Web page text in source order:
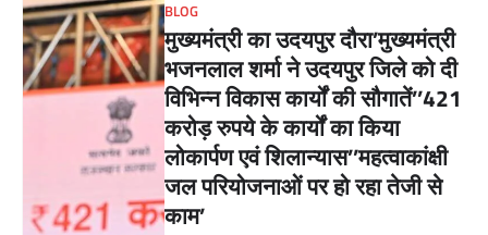
BLOG
मुख्यमंत्री का उदयपुर दौरा’मुख्यमंत्री
भजनलाल शर्मा ने उदयपुर जिले को दी
विभिन्न विकास कार्यों की सौगातें’’421
करोड़ रुपये के कार्यों का किया
लोकार्पण एवं शिलान्यास’’महत्वाकांक्षी
जल परियोजनाओं पर हो रहा तेजी से
काम’